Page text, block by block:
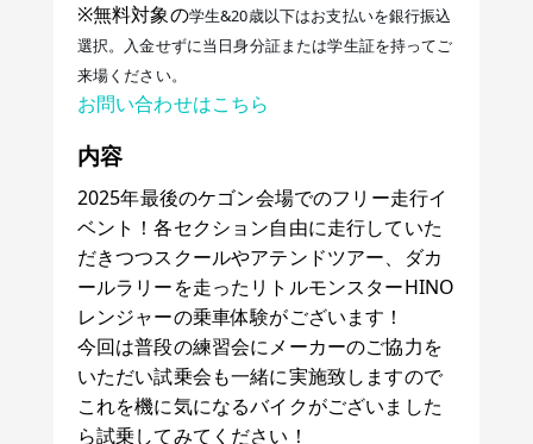
※無料対象の学生&20歳以下はお支払いを銀行振込
選択。入金せずに当日身分証または学生証を持ってご
来場ください。
お問い合わせはこちら
内容
2025年最後のケゴン会場でのフリー走行イ
ベント！各セクション自由に走行していた
だきつつスクールやアテンドツアー、ダカ
ールラリーを走ったリトルモンスターHINO
レンジャーの乗車体験がございます！
今回は普段の練習会にメーカーのご協力を
いただい試乗会も一緒に実施致しますので
これを機に気になるバイクがございました
ら試乗してみてください！